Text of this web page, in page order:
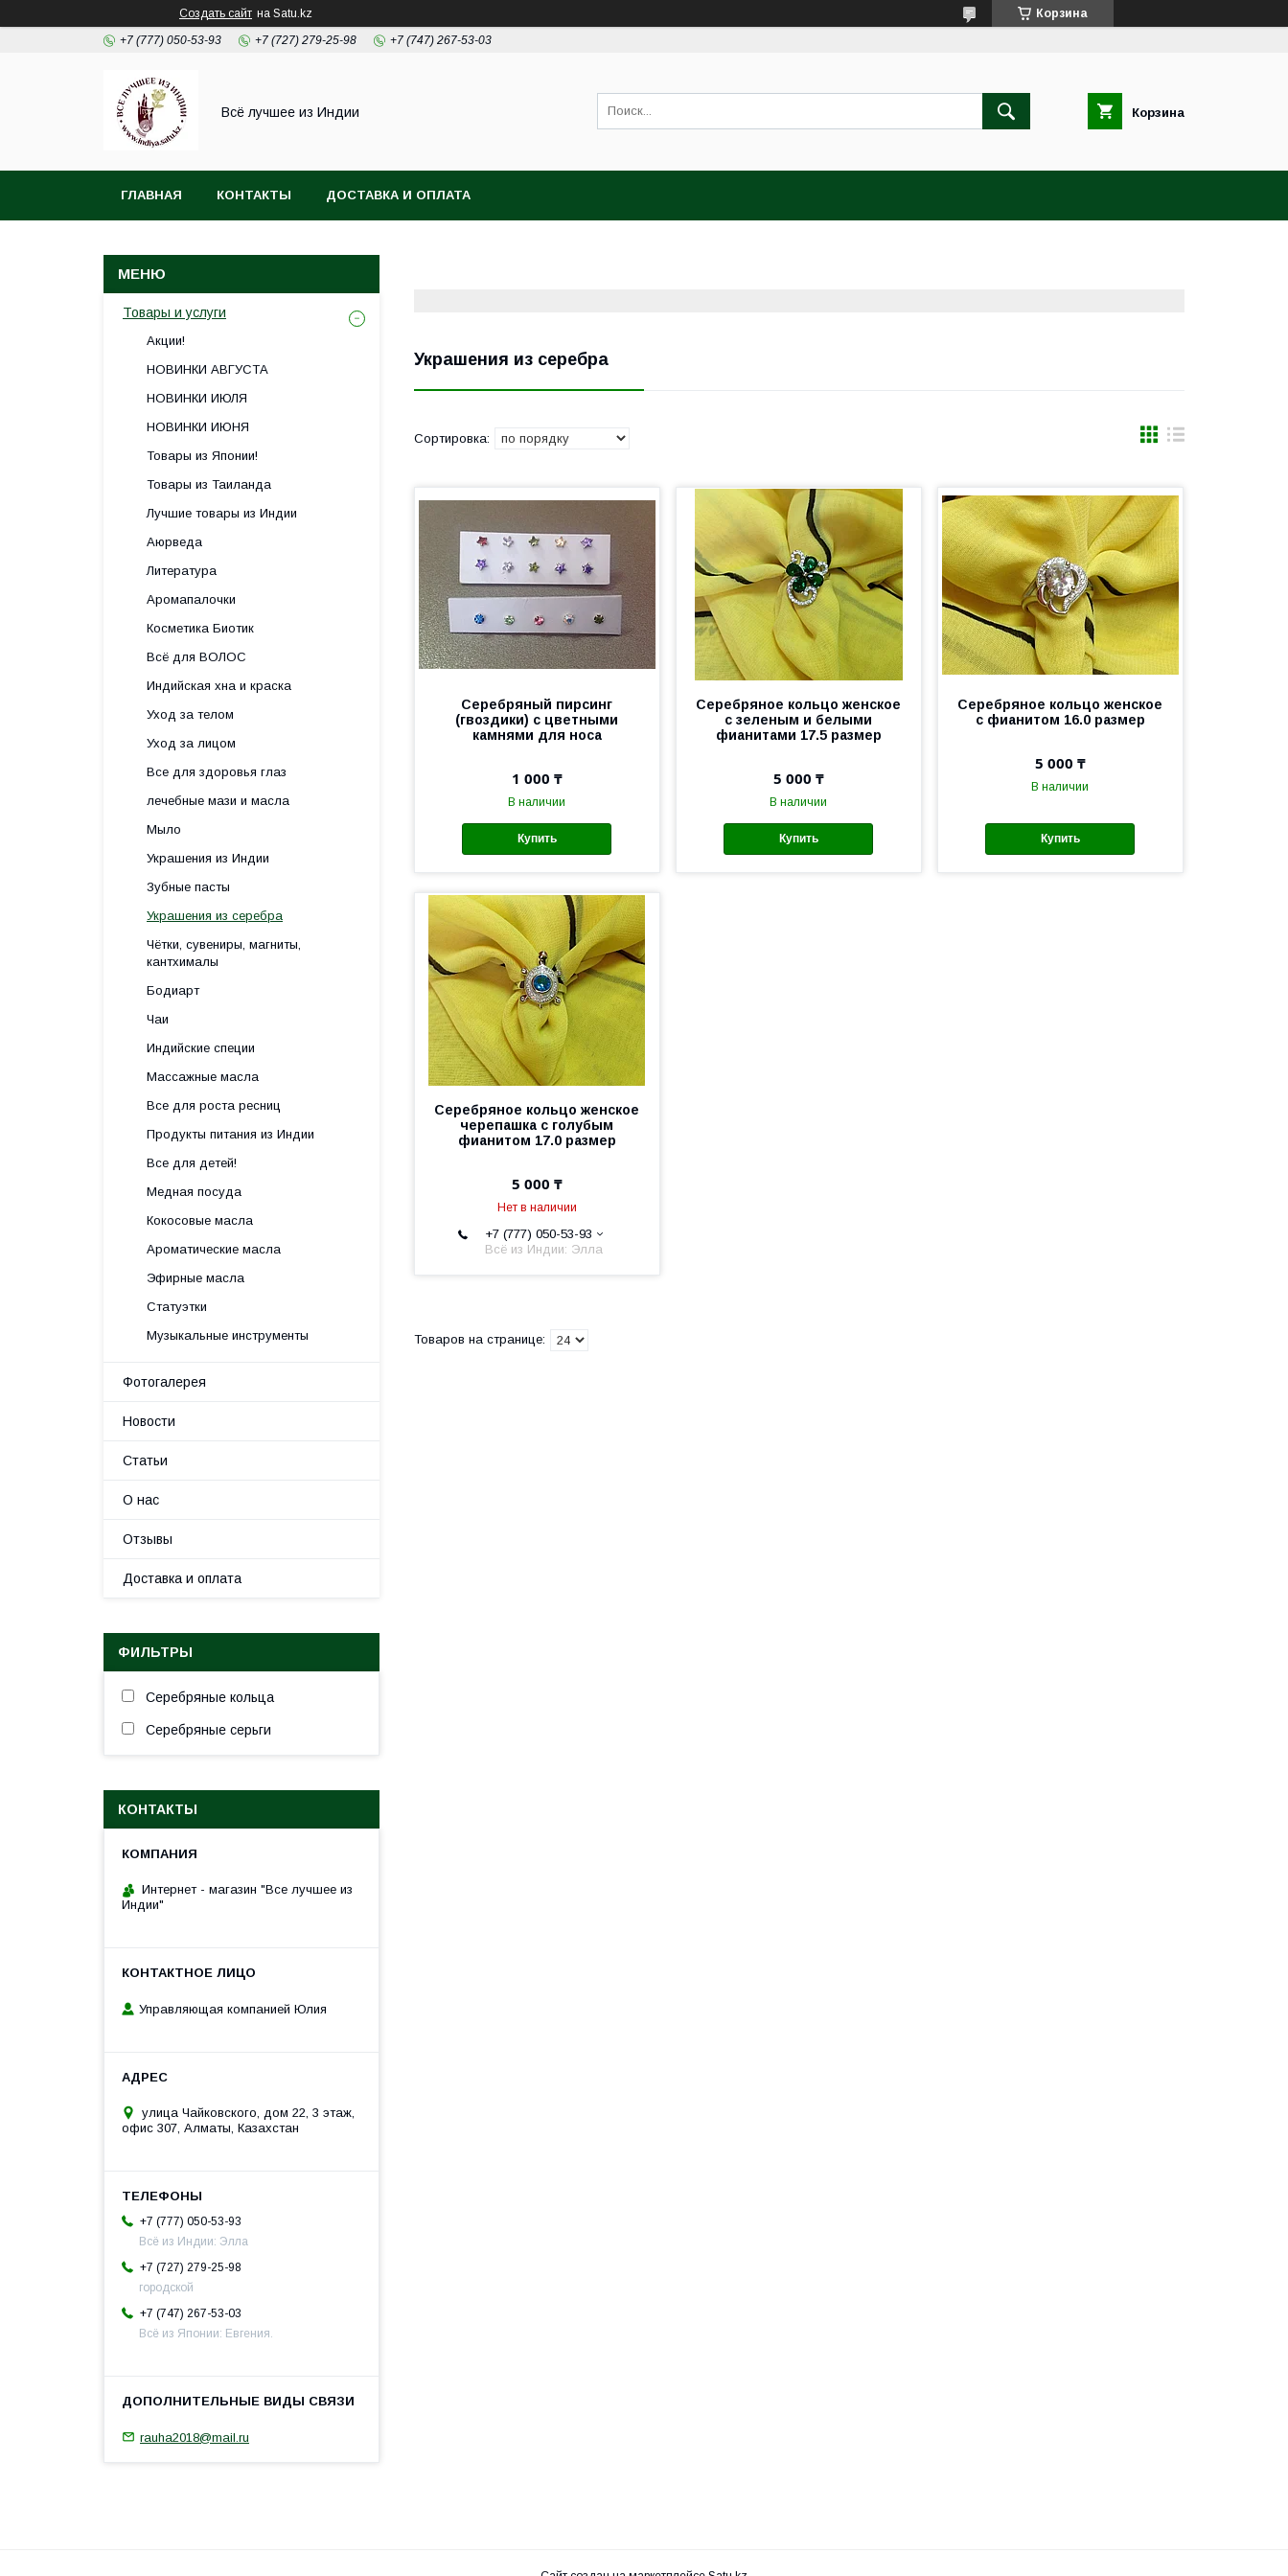
Создать сайт на Satu.kz Корзина
+7 (777) 050-53-93 +7 (727) 279-25-98 +7 (747) 267-53-03
Всё лучшее из Индии Корзина
ГЛАВНАЯ КОНТАКТЫ ДОСТАВКА И ОПЛАТА
Украшения из серебра
Серебряный пирсинг
(гвоздики) с цветными
камнями для носа
1 000 ₸
В наличии
Купить
Серебряное кольцо женское
с зеленым и белыми
фианитами 17.5 размер
5 000 ₸
В наличии
Купить
Серебряное кольцо женское
с фианитом 16.0 размер
5 000 ₸
В наличии
Купить
Серебряное кольцо женское
черепашка с голубым
фианитом 17.0 размер
5 000 ₸
Нет в наличии
+7 (777) 050-53-93
Всё из Индии: Элла
Товары и услуги
Акции!
НОВИНКИ АВГУСТА
НОВИНКИ ИЮЛЯ
НОВИНКИ ИЮНЯ
Товары из Японии!
Товары из Таиланда
Лучшие товары из Индии
Аюрведа
Литература
Аромапалочки
Косметика Биотик
Всё для ВОЛОС
Индийская хна и краска
Уход за телом
Уход за лицом
Все для здоровья глаз
лечебные мази и масла
Мыло
Украшения из Индии
Зубные пасты
Украшения из серебра
Чётки, сувениры, магниты,
кантхималы
Бодиарт
Чаи
Индийские специи
Массажные масла
Все для роста ресниц
Продукты питания из Индии
Все для детей!
Медная посуда
Кокосовые масла
Ароматические масла
Эфирные масла
Статуэтки
Музыкальные инструменты
Фотогалерея
Новости
Статьи
О нас
Отзывы
Доставка и оплата
ФИЛЬТРЫ
Серебряные кольца
Серебряные серьги
КОНТАКТЫ
Интернет - магазин "Все лучшее из
Индии"
Управляющая компанией Юлия
улица Чайковского, дом 22, 3 этаж,
офис 307, Алматы, Казахстан
+7 (777) 050-53-93
Всё из Индии: Элла
+7 (727) 279-25-98
городской
+7 (747) 267-53-03
Всё из Японии: Евгения.
rauha2018@mail.ru